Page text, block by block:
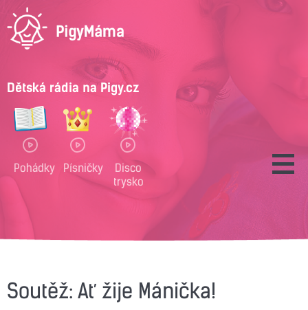
Dětská rádia na Pigy.cz
Pohádky Písničky
Disco
trysko
Soutěž: Ať žije Mánička!